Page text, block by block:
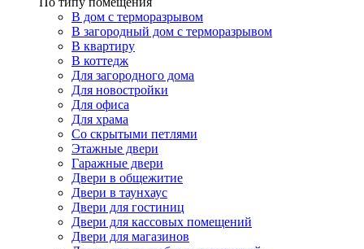
В дом с терморазрывом
В загородный дом с терморазрывом
В квартиру
В коттедж
Для загородного дома
Для новостройки
Для офиса
Для храма
Со скрытыми петлями
Этажные двери
Гаражные двери
Двери в общежитие
Двери в таунхаус
Двери для гостиниц
Двери для кассовых помещений
Двери для магазинов